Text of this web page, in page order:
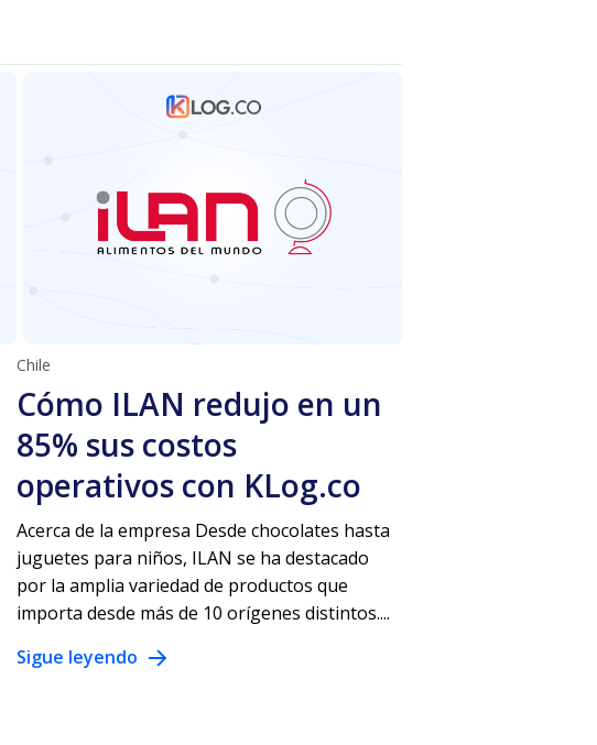
Chile
Cómo ILAN redujo en un
85% sus costos
operativos con KLog.co
Acerca de la empresa Desde chocolates hasta
juguetes para niños, ILAN se ha destacado
por la amplia variedad de productos que
importa desde más de 10 orígenes distintos....
Sigue leyendo